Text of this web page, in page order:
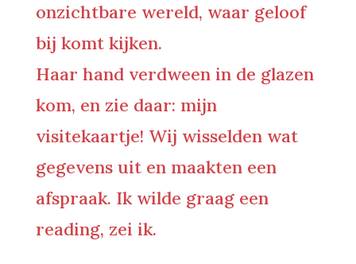
onzichtbare wereld, waar geloof
bij komt kijken.
Haar hand verdween in de glazen
kom, en zie daar: mijn
visitekaartje! Wij wisselden wat
gegevens uit en maakten een
afspraak. Ik wilde graag een
reading, zei ik.